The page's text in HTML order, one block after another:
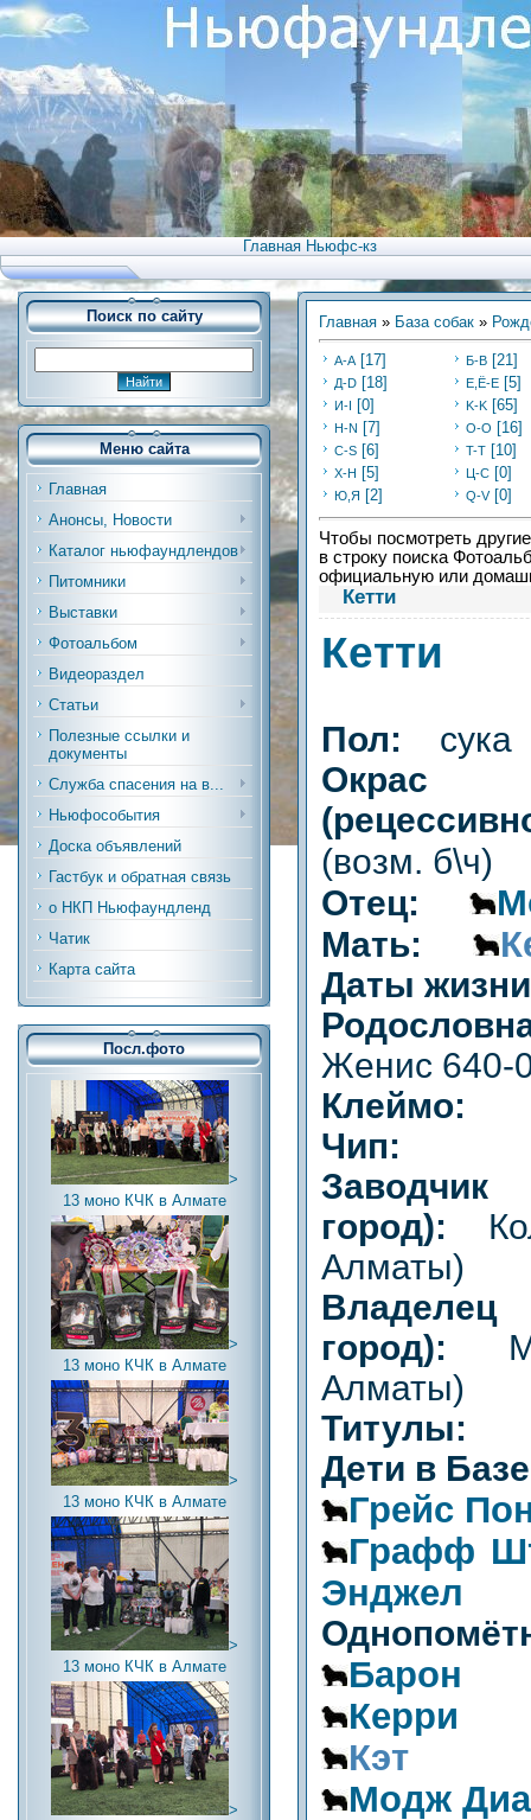
Главная Ньюфс-кз
Поиск по сайту
Меню сайта
Главная
Анонсы, Новости
Каталог ньюфаундлендов
Питомники
Выставки
Фотоальбом
Видеораздел
Статьи
Полезные ссылки и
документы
Служба спасения на в...
Ньюфособытия
Доска объявлений
Гастбук и обратная связь
о НКП Ньюфаундленд
Чатик
Карта сайта
Посл.фото
>
13 моно КЧК в Алмате
>
13 моно КЧК в Алмате
>
13 моно КЧК в Алмате
>
13 моно КЧК в Алмате
>
Главная » База собак »
А-А [17] Б-В [21]
Д-D [18] Е,Ё-Е [5]
И-I [0] K-K [65]
Н-N [7] O-O [16]
C-S [6] T-T [10]
Х-H [5] Ц-C [0]
Ю,Я [2] Q-V [0]
Чтобы посмотреть
в строку поиска
официальную или
Кетти
Кетти
Пол: сука
Окрас
(возм. б\ч)
Отец:
Мать:
Даты
Женис 640-
Клеймо:
Чип:
город):
Алматы)
город):
Алматы)
Титулы:
Дети в
Грейс
Графф
Энджел
Барон
Керри
Кэт
Модж